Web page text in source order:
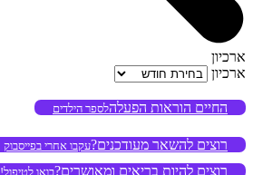
ארכיון
ארכיון
החיים הוראות הפעלהלספר הילדים
רוצים להשאר מעודכנים?עקבו אחרי בפייסבוק
רוצים להיות בריאים ומאושרים?בואו לטיפול!